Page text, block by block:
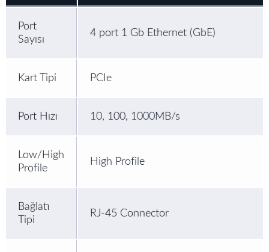
Port
Sayısı
4 port 1 Gb Ethernet (GbE)
Kart Tipi PCIe
Port Hızı 10, 100, 1000MB/s
Low/High
Profile
High Profile
Bağlatı
Tipi
RJ-45 Connector